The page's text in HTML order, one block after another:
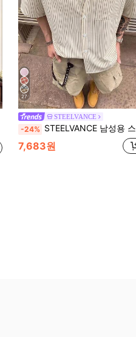
27
STEELVANCE
-24% STEELVANCE 남성용 스트라이프 우븐 원단 반팔 셔츠, 싱글 포켓 클래식 스타일, 정장 또는 캐주얼 행사에 적합, 캐주얼 휴가, 모임, 심플한 사무실, 다용도 홈웨어, 본인 착용 또는 친구 선물용으로 완벽, 인기 있는 편안한 원단 셔츠
7,683원